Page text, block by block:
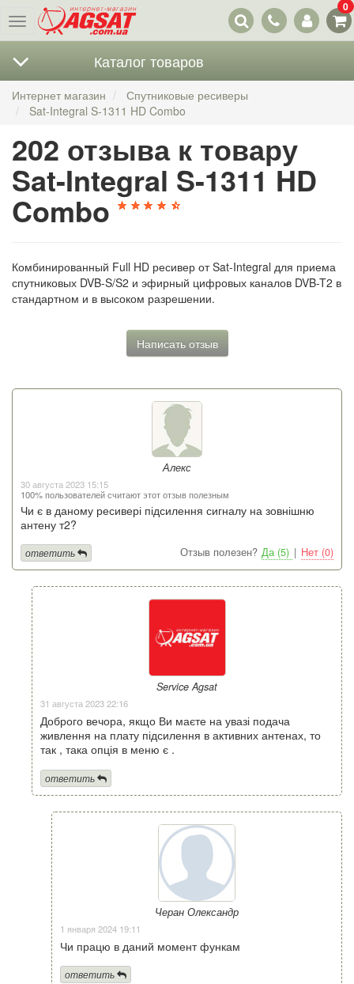
Меню
Наши
контакты
0
Каталог товаров
Интернет магазин
Спутниковые ресиверы
Sat-Integral S-1311 HD Combo
202 отзыва к товару
Sat-Integral S-1311 HD
Combo
Комбинированный Full HD ресивер от Sat-Integral для приема
спутниковых DVB-S/S2 и эфирный цифровых каналов DVB-T2 в
стандартном и в высоком разрешении.
Написать отзыв
Алекс
30 августа 2023 15:15
100% пользователей считают этот отзыв полезным
Чи є в даному ресивері підсилення сигналу на зовнішню
антену т2?
Отзыв полезен? Да (5) | Нет (0)
ответить
Service Agsat
31 августа 2023 22:16
Доброго вечора, якщо Ви маєте на увазі подача
живлення на плату підсилення в активних антенах, то
так , така опція в меню є .
ответить
Черан Олександр
1 января 2024 19:11
Чи працю в даний момент функам
ответить